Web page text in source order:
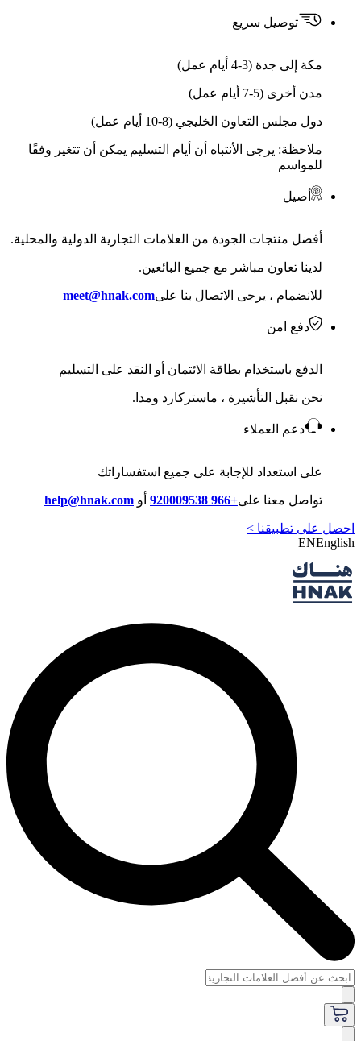
توصيل سريع
مكة إلى جدة (3-4 أيام عمل)
مدن أخرى (5-7 أيام عمل)
دول مجلس التعاون الخليجي (8-10 أيام عمل)
ملاحظة: يرجى الأنتباه أن أيام التسليم يمكن أن تتغير وفقًا
للمواسم
أصيل
أفضل منتجات الجودة من العلامات التجارية الدولية والمحلية.
لدينا تعاون مباشر مع جميع البائعين.
للانضمام ، يرجى الاتصال بنا علىmeet@hnak.com
دفع امن
الدفع باستخدام بطاقة الائتمان أو النقد على التسليم
نحن نقبل التأشيرة ، ماستركارد ومدا.
دعم العملاء
على استعداد للإجابة على جميع استفساراتك
تواصل معنا على+966 920009538 أو help@hnak.com
احصل على تطبيقنا >
ENEnglish